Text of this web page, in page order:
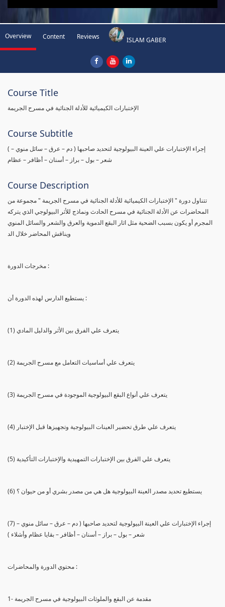
Overview Content Reviews ISLAM GABER
Course Title
الإختبارات الكيميائية للأدلة الجنائية في مسرح الجريمة
Course Subtitle
( إجراء الإختبارات علي العينة البيولوجية لتحديد صاحبها ( دم – عرق – سائل منوي –
شعر – بول – براز – أسنان – أظافر – عظام
Course Description
تتناول دورة " الإختبارات الكيميائية للأدلة الجنائية في مسرح الجريمة " مجموعة من
المحاضرات عن الأدلة الجنائية في مسرح الحادث ونماذج للأثر البيولوجي الذي يتركه
المجرم أو يكون بسبب الضحية مثل اثار البقع الدموية والعرق والشعر والسائل المنوي
ويناقش المحاضر خلال الد
مخرجات الدورة :
يستطيع الدارس لهذه الدورة أن :
(1) يتعرف علي الفرق بين الأثر والدليل المادي
(2) يتعرف علي أساسيات التعامل مع مسرح الجريمة
(3) يتعرف علي أنواع البقع البيولوجية الموجودة في مسرح الجريمة
(4) يتعرف علي طرق تحضير العينات البيولوجية وتجهيزها قبل الإختبار
(5) يتعرف علي الفرق بين الإختبارات التمهيدية والإختبارات التأكيدية
(6) يستطيع تحديد مصدر العينة البيولوجية هل هي من مصدر بشري أو من حيوان ؟
(7) إجراء الإختبارات علي العينة البيولوجية لتحديد صاحبها ( دم – عرق – سائل منوي –
شعر – بول – براز – أسنان – أظافر – بقايا عظام وأشلاء )
محتوي الدورة والمحاضرات :
1- مقدمة عن البقع والملوثات البيولوجية في مسرح الجريمة